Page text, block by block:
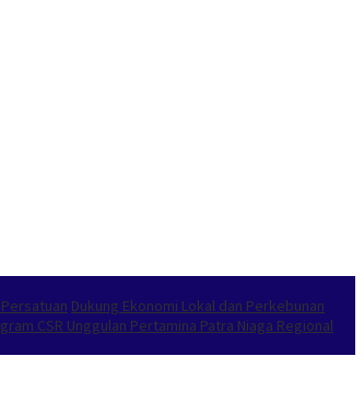
Dukung Ekonomi Lokal dan Perkebunan
CSR Unggulan Pertamina Patra Niaga Regional